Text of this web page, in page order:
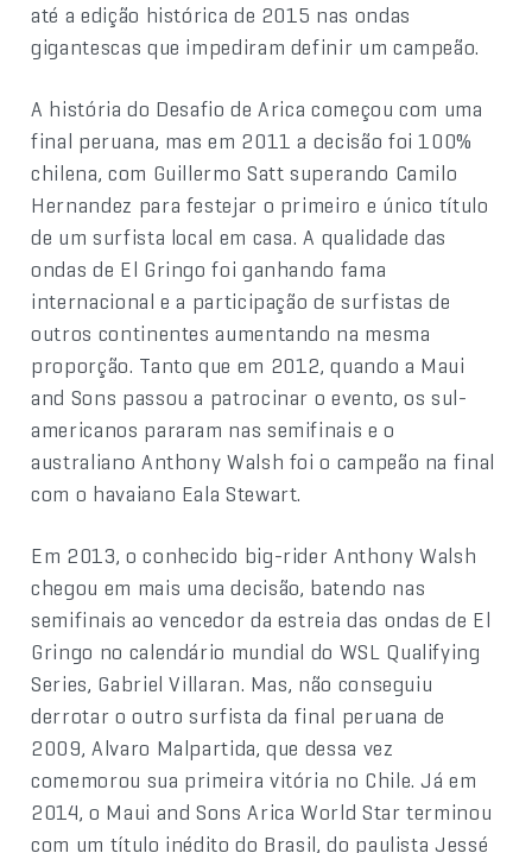
até a edição histórica de 2015 nas ondas
gigantescas que impediram definir um campeão.
A história do Desafio de Arica começou com uma
final peruana, mas em 2011 a decisão foi 100%
chilena, com Guillermo Satt superando Camilo
Hernandez para festejar o primeiro e único título
de um surfista local em casa. A qualidade das
ondas de El Gringo foi ganhando fama
internacional e a participação de surfistas de
outros continentes aumentando na mesma
proporção. Tanto que em 2012, quando a Maui
and Sons passou a patrocinar o evento, os sul-
americanos pararam nas semifinais e o
australiano Anthony Walsh foi o campeão na final
com o havaiano Eala Stewart.
Em 2013, o conhecido big-rider Anthony Walsh
chegou em mais uma decisão, batendo nas
semifinais ao vencedor da estreia das ondas de El
Gringo no calendário mundial do WSL Qualifying
Series, Gabriel Villaran. Mas, não conseguiu
derrotar o outro surfista da final peruana de
2009, Alvaro Malpartida, que dessa vez
comemorou sua primeira vitória no Chile. Já em
2014, o Maui and Sons Arica World Star terminou
com um título inédito do Brasil, do paulista Jessé